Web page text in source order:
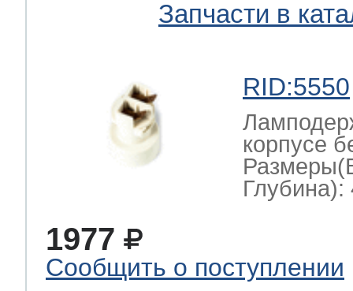
Запчасти в
RID:5550
корпусе
Глубина):
1977
Сообщить о поступлении